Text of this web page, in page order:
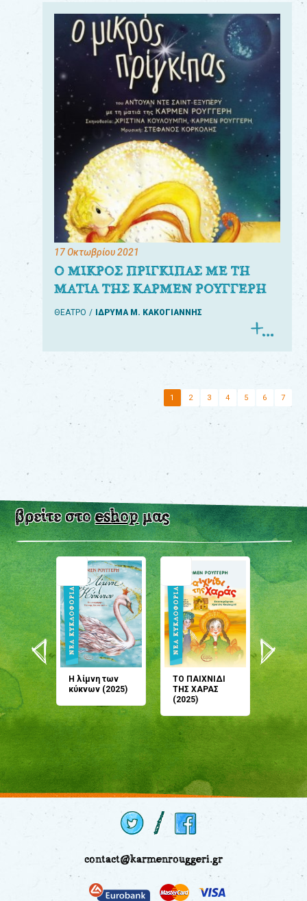
17 Οκτωβρίου 2021
Ο ΜΙΚΡΟΣ ΠΡΙΓΚΙΠΑΣ ΜΕ ΤΗ
ΜΑΤΙΑ ΤΗΣ ΚΑΡΜΕΝ ΡΟΥΓΓΕΡΗ
ΘΕΑΤΡΟ ΙΔΡΥΜΑ Μ. ΚΑΚΟΓΙΑΝΝΗΣ
1 2 3 4 5 6 7
βρείτε στοeshopμας
Η λίμνη των
κύκνων (2025)
ΤΟ ΠΑΙΧΝΙΔΙ
ΤΗΣ ΧΑΡΑΣ
(2025)
μου;
(2024)
contact@karmenrouggeri.gr